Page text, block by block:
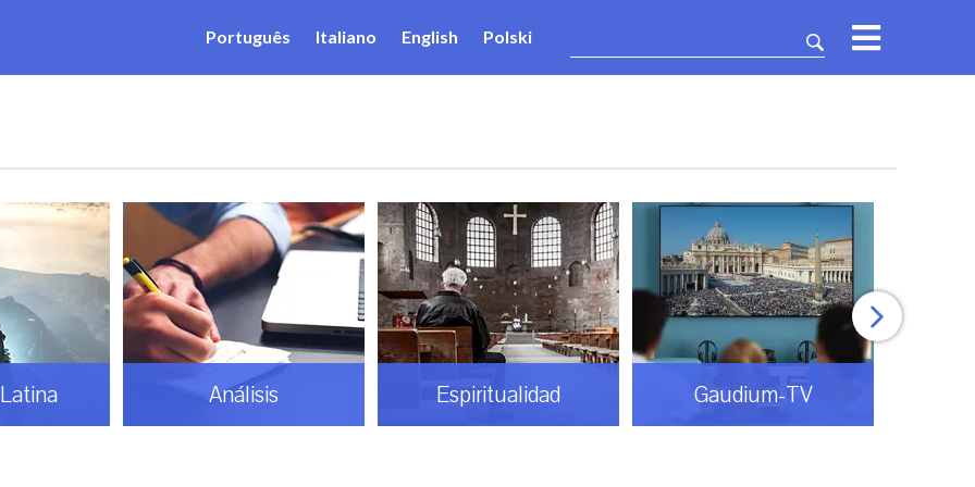
Português Italiano English Polski
Análisis Espiritualidad Gaudium-TV